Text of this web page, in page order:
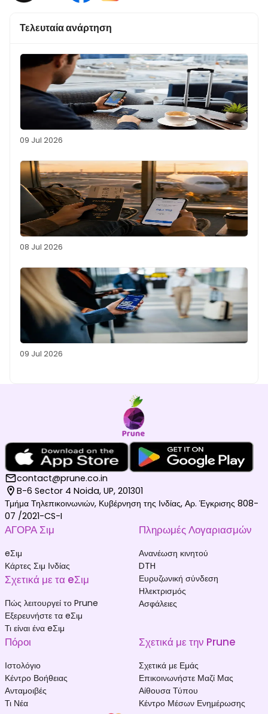
Τελευταία ανάρτηση
09 Jul 2026
08 Jul 2026
09 Jul 2026
contact@prune.co.in
B-6 Sector 4 Noida, UP, 201301
Τμήμα Τηλεπικοινωνιών, Κυβέρνηση της Ινδίας, Αρ. Έγκρισης 808-
07 /2021-CS-I
ΑΓΟΡΑ Σιμ
eΣιμ
Κάρτες Σιμ Ινδίας
Σχετικά με τα eΣιμ
Πώς λειτουργεί το Prune
Εξερευνήστε τα eΣιμ
Τι είναι ένα eΣιμ
Πληρωμές Λογαριασμών
Ανανέωση κινητού
DTH
Ευρυζωνική σύνδεση
Ηλεκτρισμός
Ασφάλειες
Πόροι
Ιστολόγιο
Κέντρο Βοήθειας
Ανταμοιβές
Τι Νέα
Σχετικά με την Prune
Σχετικά με Εμάς
Επικοινωνήστε Μαζί Μας
Αίθουσα Τύπου
Κέντρο Μέσων Ενημέρωσης